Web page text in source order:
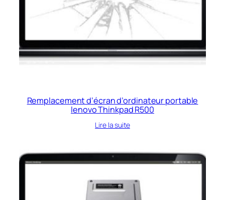
Remplacement d’écran d’ordinateur portable
lenovo Thinkpad R500
Lire la suite